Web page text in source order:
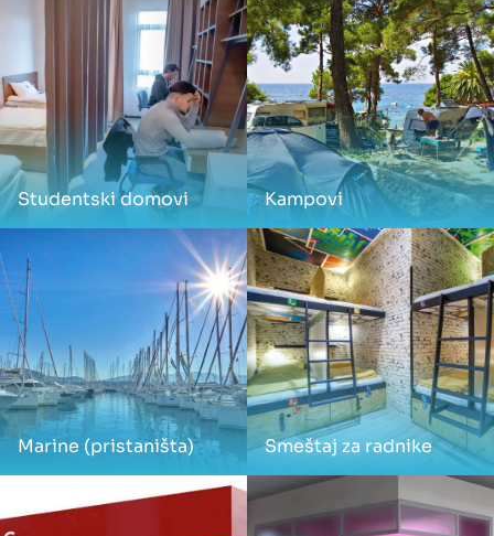
Studentski domovi Kampovi
Marine (pristaništa) Smeštaj za radnike